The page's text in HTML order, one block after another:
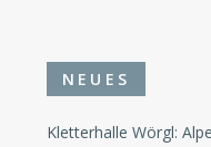
NEUES
Kletterhalle Wörgl: